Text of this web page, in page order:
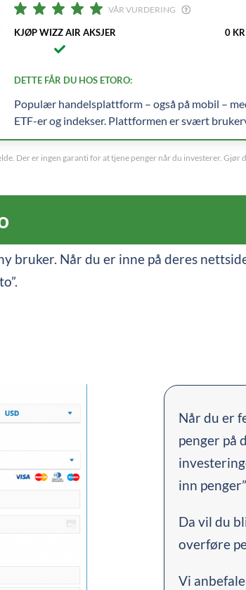
VÅR VURDERING
KJØP WIZZ AIR AKSJER 0 KR
DETTE FÅR DU HOS ETORO:
Populær handelsplattform – også på mobil –
ETF-er og indekser. Plattformen er svært
Der er ingen garanti for at tjene penger når du investerer.
bruker. Når du er inne på deres
Når du er
penger på
inn
Da vil du
overføre
Vi